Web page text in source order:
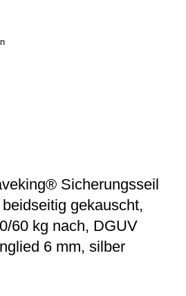
Sicherungsseil
gekauscht,
60 kg nach, DGUV
6 mm, silber